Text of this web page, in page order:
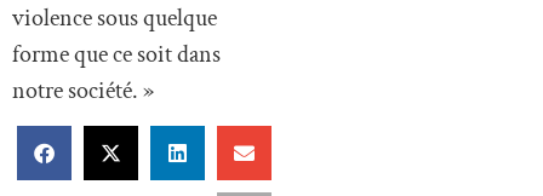
violence sous quelque
forme que ce soit dans
notre société. »